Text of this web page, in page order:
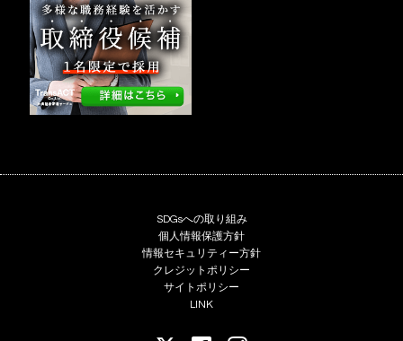
SDGsへの取り組み
個人情報保護方針
情報セキュリティー方針
クレジットポリシー
サイトポリシー
LINK